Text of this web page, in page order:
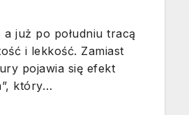
już po południu tracą
i lekkość. Zamiast
pojawia się efekt
który…